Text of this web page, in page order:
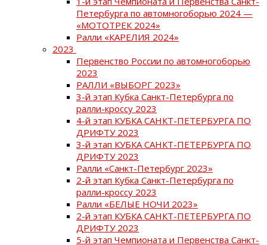
Петербурга по автомногоборью 2024 —
«МОТОТРЕК 2024»
Ралли «КАРЕЛИЯ 2024»
2023
Первенство России по автомногоборью
2023
РАЛЛИ «ВЫБОРГ 2023»
3-й этап Кубка Санкт-Петербурга по
ралли-кроссу 2023
4-й этап КУБКА САНКТ-ПЕТЕРБУРГА ПО
ДРИФТУ 2023
3-й этап КУБКА САНКТ-ПЕТЕРБУРГА ПО
ДРИФТУ 2023
Ралли «Санкт-Петербург 2023»
2-й этап Кубка Санкт-Петербурга по
ралли-кроссу 2023
Ралли «БЕЛЫЕ НОЧИ 2023»
2-й этап КУБКА САНКТ-ПЕТЕРБУРГА ПО
ДРИФТУ 2023
5-й этап Чемпионата и Первенства Санкт-